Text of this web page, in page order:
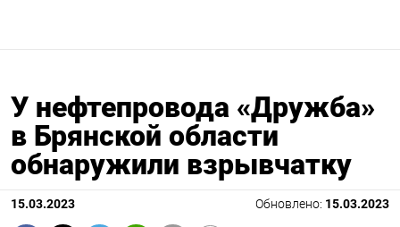
У нефтепровода «Дружба»
в Брянской области
обнаружили взрывчатку
15.03.2023 Обновлено: 15.03.2023